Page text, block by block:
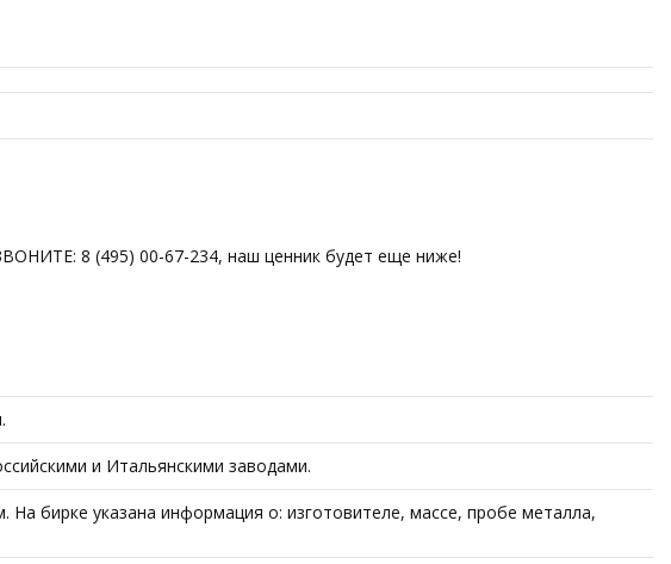
8 (495) 00-67-234, наш ценник будет еще ниже!
и Итальянскими заводами.
бирке указана информация о: изготовителе, массе, пробе металла,